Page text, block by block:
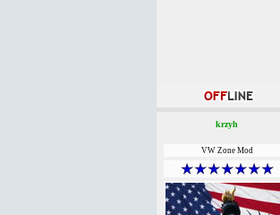
krzyh
VW Zone Mod